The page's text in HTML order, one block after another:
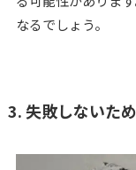
なるでしょう。
3. 失敗しないた